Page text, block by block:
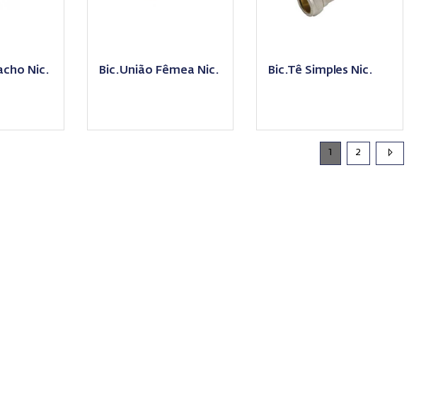
Nic. Bic.União Fêmea Nic. Bic.Tê Simples Nic.
1 2